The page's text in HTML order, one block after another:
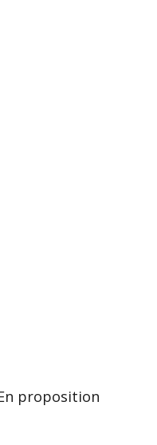
proposition